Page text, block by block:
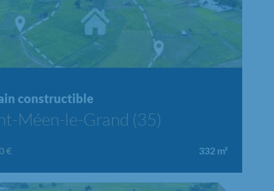
constructible
Méen-le-Grand (35)
€ 332 m²